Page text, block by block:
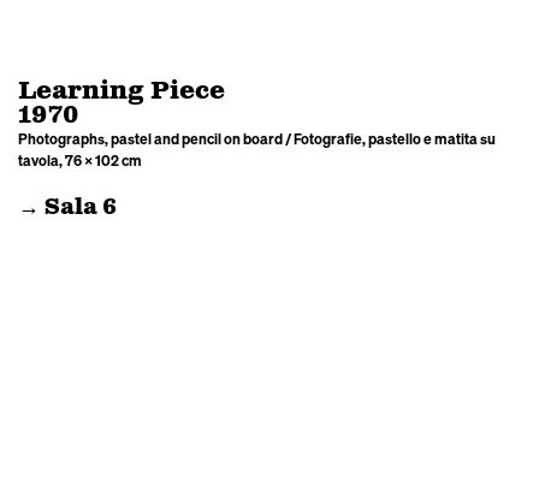
Learning Piece
1970
Photographs, pastel and pencil on board / Fotografie, pastello e matita su
tavola, 76 × 102 cm
→ Sala 6